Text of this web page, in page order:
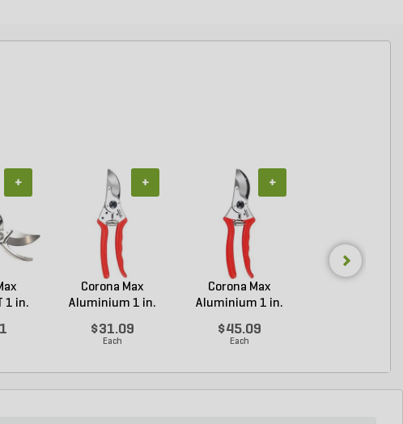
1 in.
+
Corona Max
Aluminium 1 in.
$31.09
Each
+
Corona Max
Aluminium 1 in.
$45.09
Each
+